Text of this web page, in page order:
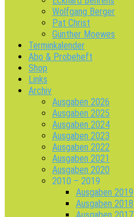
Wolfgang Berger
Pat Christ
Günther Moewes
Terminkalender
Abo & Probeheft
Shop
Links
Archiv
Ausgaben 2026
Ausgaben 2025
Ausgaben 2024
Ausgaben 2023
Ausgaben 2022
Ausgaben 2021
Ausgaben 2020
2010 – 2019
Ausgaben 2019
Ausgaben 2018